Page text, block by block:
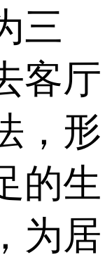
三
客厅
，形
的生
为居